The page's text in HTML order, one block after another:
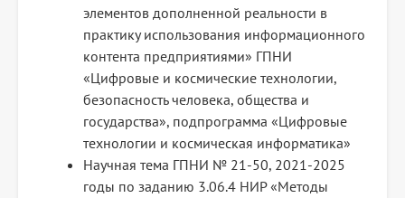
элементов дополненной реальности в
практику использования информационного
контента предприятиями» ГПНИ
«Цифровые и космические технологии,
безопасность человека, общества и
государства», подпрограмма «Цифровые
технологии и космическая информатика»
Научная тема ГПНИ № 21-50, 2021-2025
годы по заданию 3.06.4 НИР «Методы